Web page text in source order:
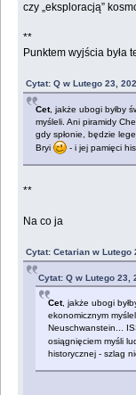
czy „eksploracją”
**
Punktem wyjścia była
Cytat: Q w Lutego 23,
Cet, jakże ubogi byłby
myśleli. Ani piramidy
gdy spłonie, będzie
Bryi
- i jej pamięci
**
Na co ja
Cytat: Cetarian w Lutego
Cytat: Q w Lutego 23,
Cet, jakże ubogi
ekonomicznym
Neuschwanstein...
osiągnięciem myśli
historycznej - szlag